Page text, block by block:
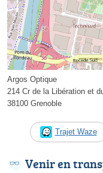
Argos Optique
214 Cr de la Libération et
38100 Grenoble
Trajet Waze
Venir en